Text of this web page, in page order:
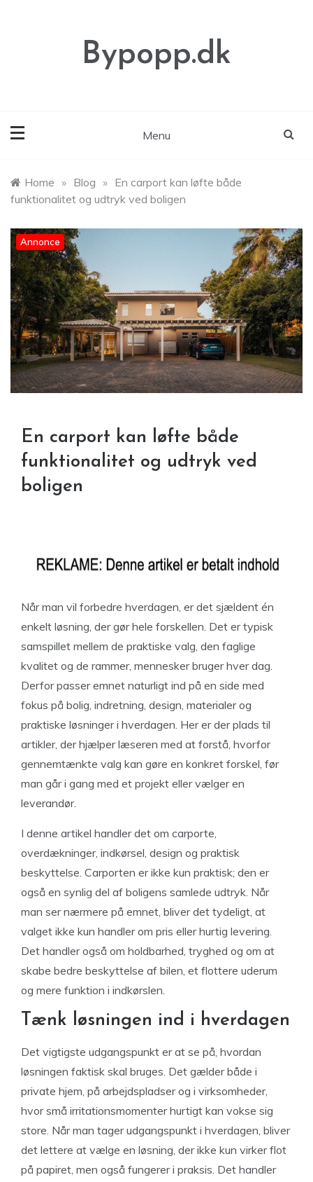
Bypopp.dk
Menu
Home » Blog » En carport kan løfte både
funktionalitet og udtryk ved boligen
Annonce
En carport kan løfte både
funktionalitet og udtryk ved
boligen
Når man vil forbedre hverdagen, er det sjældent én
enkelt løsning, der gør hele forskellen. Det er typisk
samspillet mellem de praktiske valg, den faglige
kvalitet og de rammer, mennesker bruger hver dag.
Derfor passer emnet naturligt ind på en side med
fokus på bolig, indretning, design, materialer og
praktiske løsninger i hverdagen. Her er der plads til
artikler, der hjælper læseren med at forstå, hvorfor
gennemtænkte valg kan gøre en konkret forskel, før
man går i gang med et projekt eller vælger en
leverandør.
I denne artikel handler det om carporte,
overdækninger, indkørsel, design og praktisk
beskyttelse. Carporten er ikke kun praktisk; den er
også en synlig del af boligens samlede udtryk. Når
man ser nærmere på emnet, bliver det tydeligt, at
valget ikke kun handler om pris eller hurtig levering.
Det handler også om holdbarhed, tryghed og om at
skabe bedre beskyttelse af bilen, et flottere uderum
og mere funktion i indkørslen.
Tænk løsningen ind i hverdagen
Det vigtigste udgangspunkt er at se på, hvordan
løsningen faktisk skal bruges. Det gælder både i
private hjem, på arbejdspladser og i virksomheder,
hvor små irritationsmomenter hurtigt kan vokse sig
store. Når man tager udgangspunkt i hverdagen, bliver
det lettere at vælge en løsning, der ikke kun virker flot
på papiret, men også fungerer i praksis. Det handler